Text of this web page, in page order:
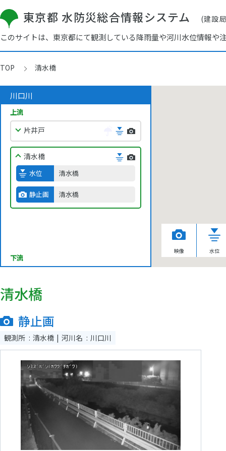
東京都 水防災総合情報システム (建設
このサイトは、東京都にて観測している降雨量や河川水位情報
TOP 清水橋
川口川
上流
片井戸
清水橋
水位 清水橋
静止画 清水橋
下流
映像 水位
清水橋
静止画
観測所 清水橋 河川名 川口川